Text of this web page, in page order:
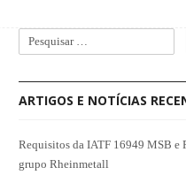
ARTIGOS E NOTÍCIAS
Requisitos da IATF 16949 MSB e
grupo Rheinmetall